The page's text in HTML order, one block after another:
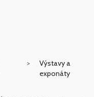
Výstavy a
exponáty